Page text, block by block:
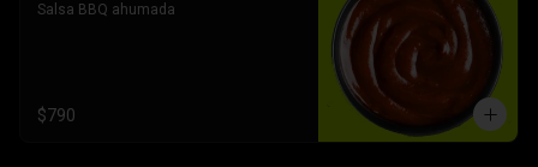
Salsa BBQ ahumada
$790